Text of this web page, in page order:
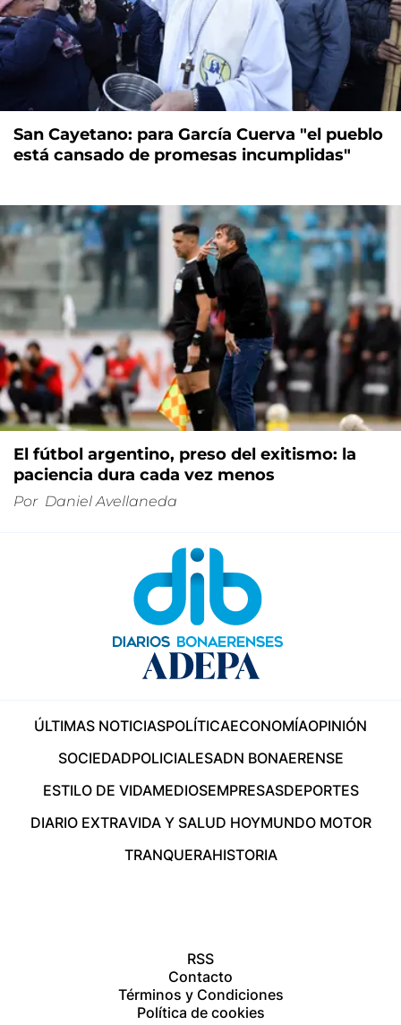
San Cayetano: para García Cuerva "el pueblo
está cansado de promesas incumplidas"
El fútbol argentino, preso del exitismo: la
paciencia dura cada vez menos
Por Daniel Avellaneda
ÚLTIMAS NOTICIASPOLÍTICAECONOMÍAOPINIÓN
SOCIEDADPOLICIALESADN BONAERENSE
ESTILO DE VIDAMEDIOSEMPRESASDEPORTES
DIARIO EXTRAVIDA Y SALUD HOYMUNDO MOTOR
TRANQUERAHISTORIA
RSS
Contacto
Términos y Condiciones
Política de cookies